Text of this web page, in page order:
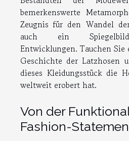
bemerkenswerte
Zeugnis für den Wandel
auch ein Spiegelbild
Entwicklungen. Tauchen
Geschichte der Latzhosen
dieses Kleidungsstück die
weltweit erobert hat.
Von der
Fashion-